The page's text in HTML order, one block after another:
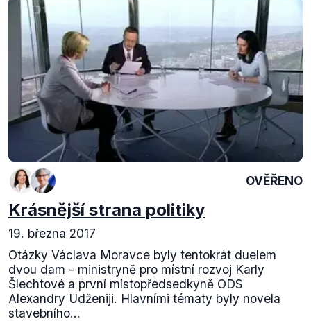
OVĚŘENO
Krásnější strana politiky
19. března 2017
Otázky Václava Moravce byly tentokrát duelem
dvou dam - ministryně pro místní rozvoj Karly
Šlechtové a první místopředsedkyně ODS
Alexandry Udženiji. Hlavními tématy byly novela
stavebního...